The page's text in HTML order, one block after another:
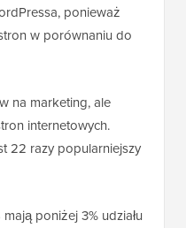
ponieważ
w porównaniu do
na marketing, ale
internetowych.
22 razy popularniejszy
poniżej 3% udziału